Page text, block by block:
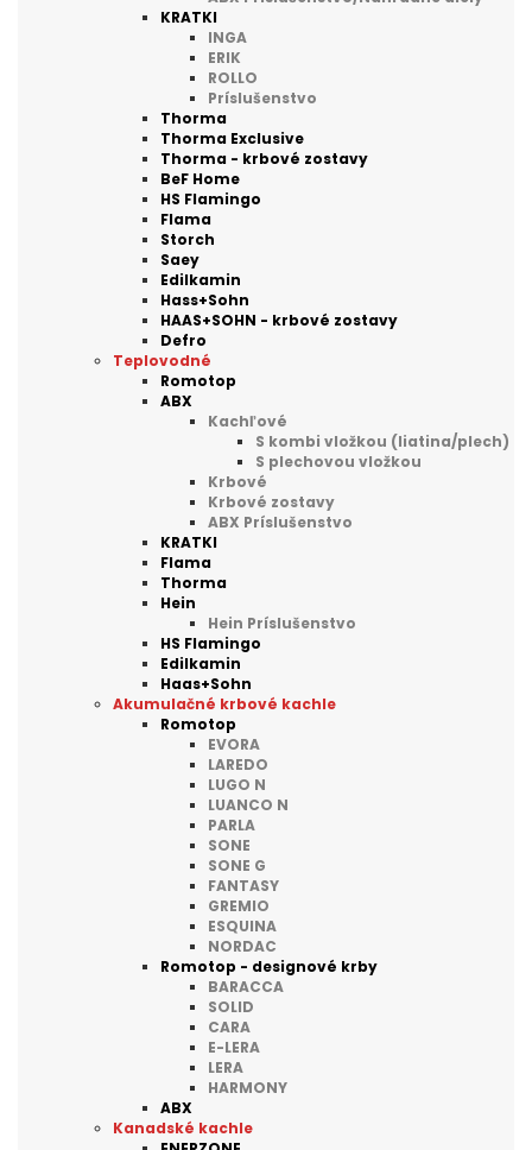
KRATKI
INGA
ERIK
ROLLO
Príslušenstvo
Thorma
Thorma Exclusive
Thorma - krbové zostavy
BeF Home
HS Flamingo
Flama
Storch
Saey
Edilkamin
Hass+Sohn
HAAS+SOHN - krbové zostavy
Defro
Teplovodné
Romotop
ABX
Kachľové
S kombi vložkou (liatina/plech)
S plechovou vložkou
Krbové
Krbové zostavy
ABX Príslušenstvo
KRATKI
Flama
Thorma
Hein
Hein Príslušenstvo
HS Flamingo
Edilkamin
Haas+Sohn
Akumulačné krbové kachle
Romotop
EVORA
LAREDO
LUGO N
LUANCO N
PARLA
SONE
SONE G
FANTASY
GREMIO
ESQUINA
NORDAC
Romotop - designové krby
BARACCA
SOLID
CARA
E-LERA
LERA
HARMONY
ABX
Kanadské kachle